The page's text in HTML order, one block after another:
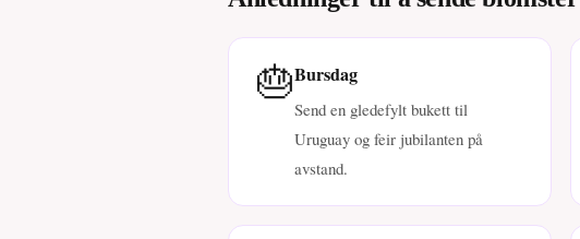
🎂Bursdag
Send en gledefylt bukett til
Uruguay og feir jubilanten på
avstand.